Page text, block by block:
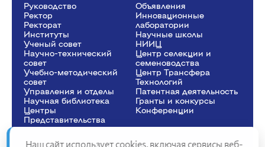
Руководство
Ректор
Рeкторат
Институты
Ученый совет
Научно-технический
совет
Учебно-методический
совет
Управления и отделы
Научная библиотека
Центры
Представительства
Объявления
Инновационные
лаборатории
Научные школы
НИИЦ
Центр селекции и
семеноводства
Центр Трансфера
Технологий
Патентная деятельность
Гранты и конкурсы
Конференции
Наш сайт использует cookies, включая сервисы веб-